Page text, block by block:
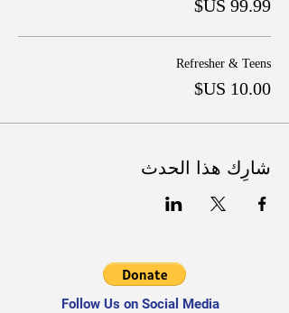
Refresher & Teens
شارِك هذا الحدث
Follow Us on Social Media